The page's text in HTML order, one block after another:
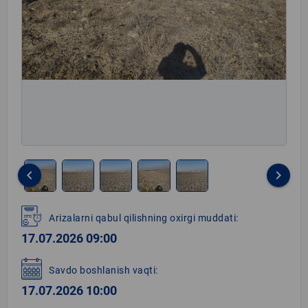
1
of
5
keyboard_arrow_left keyboard_arrow_right
Arizalarni qabul qilishning oxirgi muddati:
17.07.2026 09:00
Savdo boshlanish vaqti:
17.07.2026 10:00